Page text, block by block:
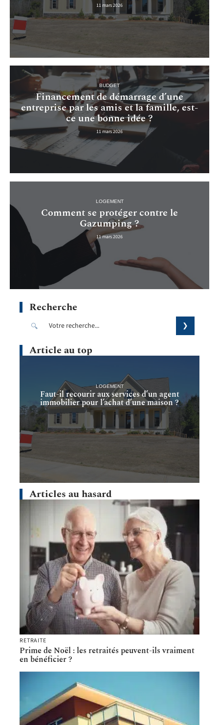
11 mars 2026
BUDGET
Financement de démarrage d’une
entreprise par les amis et la famille, est-
ce une bonne idée ?
11 mars 2026
LOGEMENT
Comment se protéger contre le
Gazumping ?
11 mars 2026
Recherche
Article au top
LOGEMENT
Faut-il recourir aux services d’un agent
immobilier pour l’achat d’une maison ?
Articles au hasard
RETRAITE
Prime de Noël : les retraités peuvent-ils vraiment
en bénéficier ?